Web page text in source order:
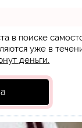
в поиске
уже в
деньги.